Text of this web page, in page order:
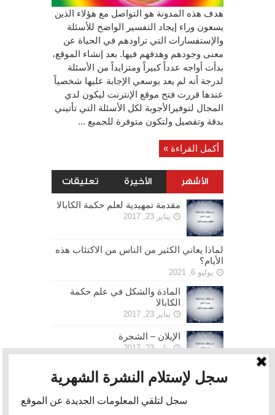
هدف هذه المدونة هو التواصل مع هؤلاء الذين
يسعون وراء إيجاد التفسير الواضح للأسئلة
والإستفسارات التي تراودهم في الحياة عن
معنى وجودهم وهدفهم فيها. بعد إنشاء الموقع،
بدأت أواجه عدداً كبيراً ومتزايداً من الأسئلة
لدرجة أنه لم يعد بوسعي الإجابة عليها شخصياً
عندها قررت فتح موقع الإنترنت ليكون لدي
المجال لتوفيرالأجوبة لكل الأسئلة التي تأتيني
بدقة وتفصيل ولتكون متوفرة للجميع ...
أكمل القراءة »
الأشهر الأخيرة تعليقات
مقدمة تمهيدية لعلم حكمة الكابالا
يناير 23, 2017
لماذا يعاني الكثير من الناس من الاكتئاب هذه
الأيام؟
يوليو 6, 2021
المادة والشكل في علم حكمة
الكابالا
يناير 23, 2017
الإيلان – الشجرة
يناير 23, 2017
الحرية